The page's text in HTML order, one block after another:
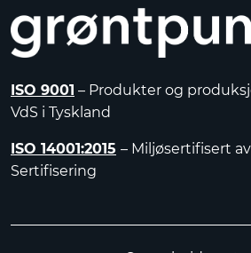
ISO 9001 – Produkter og
VdS i Tyskland
ISO 14001:2015 – Miljøsertifisert
Sertifisering